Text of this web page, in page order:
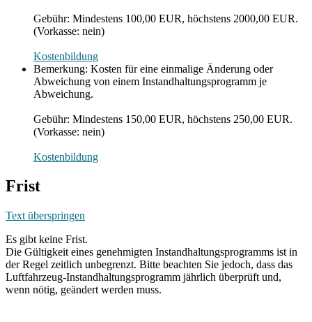
Gebühr: Mindestens 100,00 EUR, höchstens 2000,00 EUR.
(Vorkasse: nein)
Kostenbildung
Bemerkung: Kosten für eine einmalige Änderung oder
Abweichung von einem Instandhaltungsprogramm je
Abweichung.
Gebühr: Mindestens 150,00 EUR, höchstens 250,00 EUR.
(Vorkasse: nein)
Kostenbildung
Frist
Text überspringen
Es gibt keine Frist.
Die Gültigkeit eines genehmigten Instandhaltungsprogramms ist in
der Regel zeitlich unbegrenzt. Bitte beachten Sie jedoch, dass das
Luftfahrzeug-Instandhaltungsprogramm jährlich überprüft und,
wenn nötig, geändert werden muss.